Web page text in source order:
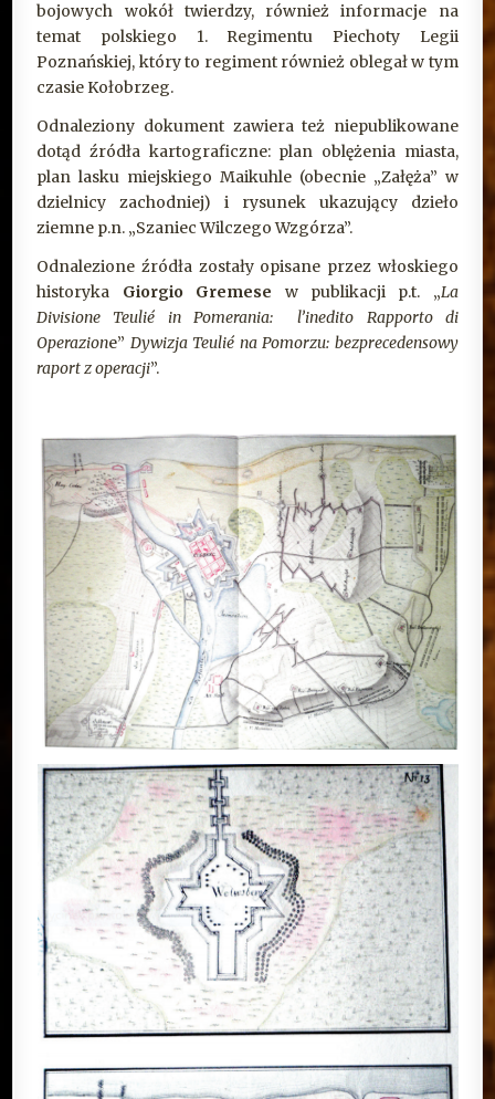
bojowych wokół twierdzy, również informacje na
temat polskiego 1. Regimentu Piechoty Legii
Poznańskiej, który to regiment również oblegał w tym
czasie Kołobrzeg.
Odnaleziony dokument zawiera też niepublikowane
dotąd źródła kartograficzne: plan oblężenia miasta,
plan lasku miejskiego Maikuhle (obecnie „Załęża” w
dzielnicy zachodniej) i rysunek ukazujący dzieło
ziemne p.n. „Szaniec Wilczego Wzgórza”.
Odnalezione źródła zostały opisane przez włoskiego
historyka Giorgio Gremese w publikacji p.t. „La
Divisione Teulié in Pomerania: l’inedito Rapporto di
Operazione” Dywizja Teulié na Pomorzu: bezprecedensowy
raport z operacji”.